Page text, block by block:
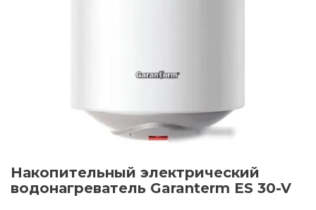
Накопительный электрический
водонагреватель Garanterm ES 30-V